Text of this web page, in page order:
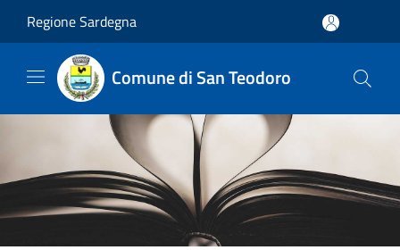
Regione Sardegna
Comune di San Teodoro